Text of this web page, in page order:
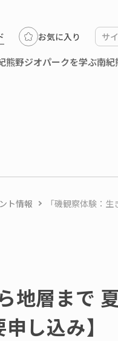
お気に入り
熊野ジオパークを学ぶ南紀
ト情報 「磯観察体験：
地層まで
し込み】